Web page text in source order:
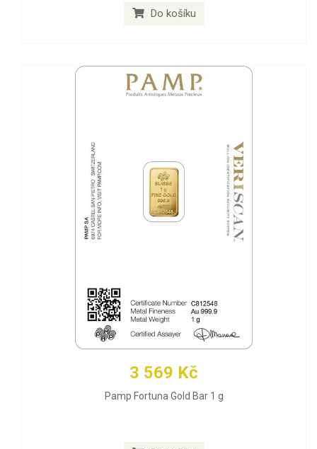
Do košíku
3 569 Kč
Pamp Fortuna Gold Bar 1 g